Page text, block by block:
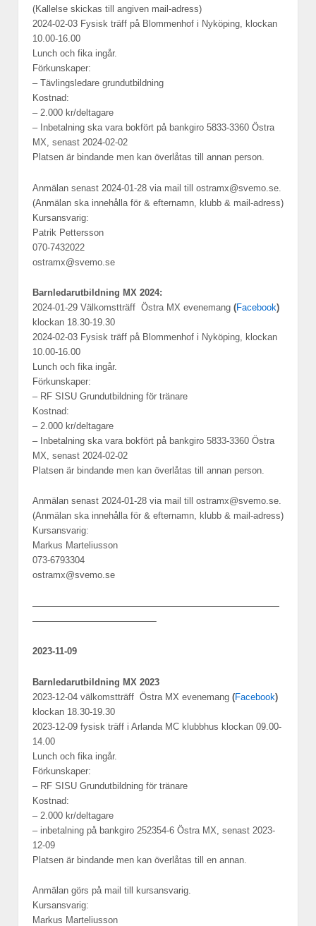
(Kallelse skickas till angiven mail-adress)
2024-02-03 Fysisk träff på Blommenhof i Nyköping, klockan
10.00-16.00
Lunch och fika ingår.
Förkunskaper:
– Tävlingsledare grundutbildning
Kostnad:
– 2.000 kr/deltagare
– Inbetalning ska vara bokfört på bankgiro 5833-3360 Östra
MX, senast 2024-02-02
Platsen är bindande men kan överlåtas till annan person.
Anmälan senast 2024-01-28 via mail till ostramx@svemo.se.
(Anmälan ska innehålla för & efternamn, klubb & mail-adress)
Kursansvarig:
Patrik Pettersson
070-7432022
ostramx@svemo.se
Barnledarutbildning MX 2024:
2024-01-29 Välkomstträff Östra MX evenemang (Facebook)
klockan 18.30-19.30
2024-02-03 Fysisk träff på Blommenhof i Nyköping, klockan
10.00-16.00
Lunch och fika ingår.
Förkunskaper:
– RF SISU Grundutbildning för tränare
Kostnad:
– 2.000 kr/deltagare
– Inbetalning ska vara bokfört på bankgiro 5833-3360 Östra
MX, senast 2024-02-02
Platsen är bindande men kan överlåtas till annan person.
Anmälan senast 2024-01-28 via mail till ostramx@svemo.se.
(Anmälan ska innehålla för & efternamn, klubb & mail-adress)
Kursansvarig:
Markus Marteliusson
073-6793304
ostramx@svemo.se
—————————————————————————
————————————–
2023-11-09
Barnledarutbildning MX 2023
2023-12-04 välkomstträff Östra MX evenemang (Facebook)
klockan 18.30-19.30
2023-12-09 fysisk träff i Arlanda MC klubbhus klockan 09.00-
14.00
Lunch och fika ingår.
Förkunskaper:
– RF SISU Grundutbildning för tränare
Kostnad:
– 2.000 kr/deltagare
– inbetalning på bankgiro 252354-6 Östra MX, senast 2023-
12-09
Platsen är bindande men kan överlåtas till en annan.
Anmälan görs på mail till kursansvarig.
Kursansvarig:
Markus Marteliusson